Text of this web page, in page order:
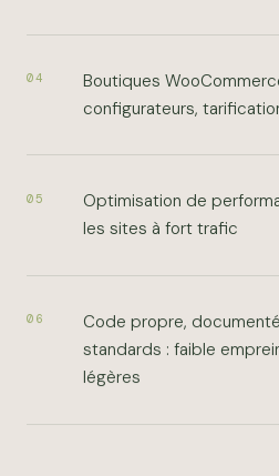
04
Boutiques
configurateurs,
05
Optimisation de
les sites à fort trafic
06
Code propre,
standards : faible
légères